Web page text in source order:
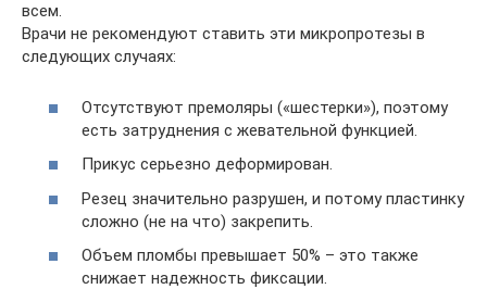
всем.
Врачи не рекомендуют ставить эти микропротезы в
следующих случаях:
Отсутствуют премоляры («шестерки»), поэтому
есть затруднения с жевательной функцией.
Прикус серьезно деформирован.
Резец значительно разрушен, и потому пластинку
сложно (не на что) закрепить.
Объем пломбы превышает 50% – это также
снижает надежность фиксации.